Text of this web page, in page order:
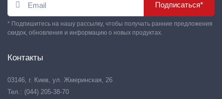
Подписаться*
* Подпишитесь на нашу рассылку, чтобы получать ранние предложения
скидок, обновления и информацию о новых продуктах.
Контакты
03146, г. Киев, ул. Жмеринская, 26
Тел.: (044) 205-38-70